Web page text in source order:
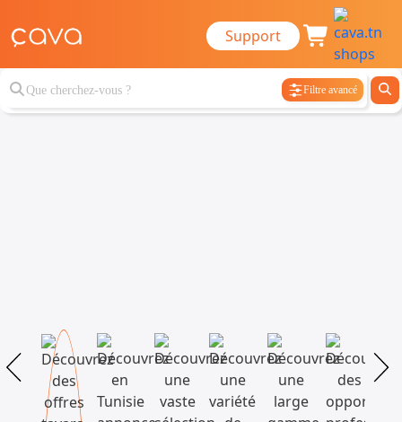
Support
Filtre avancé